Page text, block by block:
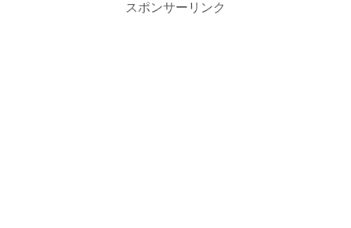
スポンサーリンク